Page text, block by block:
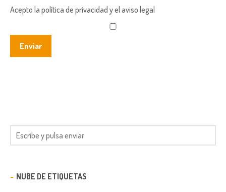
Acepto la política de privacidad y el aviso legal
NUBE DE ETIQUETAS